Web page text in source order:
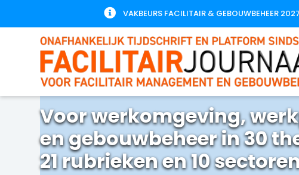
 VAKBEURS FACILITAIR & GEBOUWBEHEER 2027
Voor werkomgeving,
en gebouwbeheer in 30
21 rubrieken en 10